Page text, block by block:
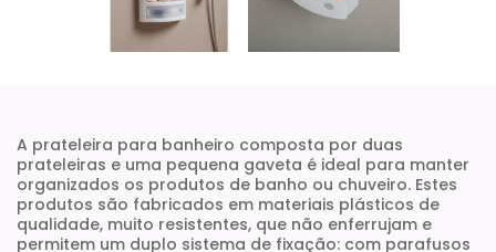
A prateleira para banheiro composta por duas
prateleiras e uma pequena gaveta é ideal para manter
organizados os produtos de banho ou chuveiro. Estes
produtos são fabricados em materiais plásticos de
qualidade, muito resistentes, que não enferrujam e
permitem um duplo sistema de fixação: com parafusos